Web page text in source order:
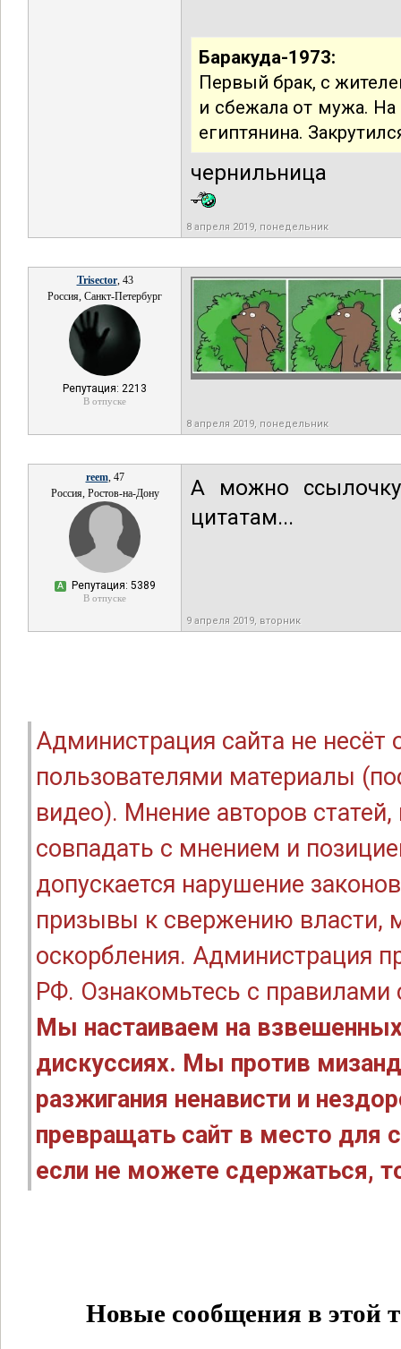
Баракуда-1973:
Первый брак, с
и сбежала от мужа. На
египтянина.
чернильница
8 апреля 2019, понедельник
Trisector, 43
Россия, Санкт-Петербург
Репутация: 2213
В отпуске
8 апреля 2019, понедельник
reem, 47
Россия, Ростов-на-Дону
А Репутация: 5389
В отпуске
А можно
цитатам...
9 апреля 2019, вторник
Администрация сайта не
пользователями материалы
видео). Мнение авторов
совпадать с мнением и
допускается нарушение
призывы к свержению власти,
оскорбления. Администрация
РФ. Ознакомьтесь с правилами
Мы настаиваем на
дискуссиях. Мы против
разжигания ненависти и
превращать сайт в место для
если не можете сдержаться,
Новые сообщения в этой